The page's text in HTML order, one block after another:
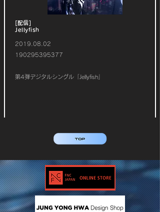
[配信]
Jellyfish
2019.08.02
190295395377
第4弾デジタルシングル「Jellyfish」